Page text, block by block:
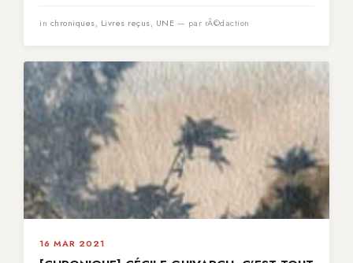
in chroniques, Livres reçus, UNE — par rÃ©daction
16 MAR 2021